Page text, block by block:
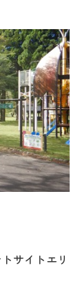
サイトエリ